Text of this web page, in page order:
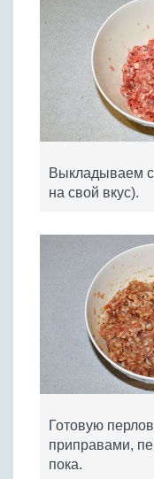
Выкладываем
на свой вкус).
​Готовую
приправами,
пока.